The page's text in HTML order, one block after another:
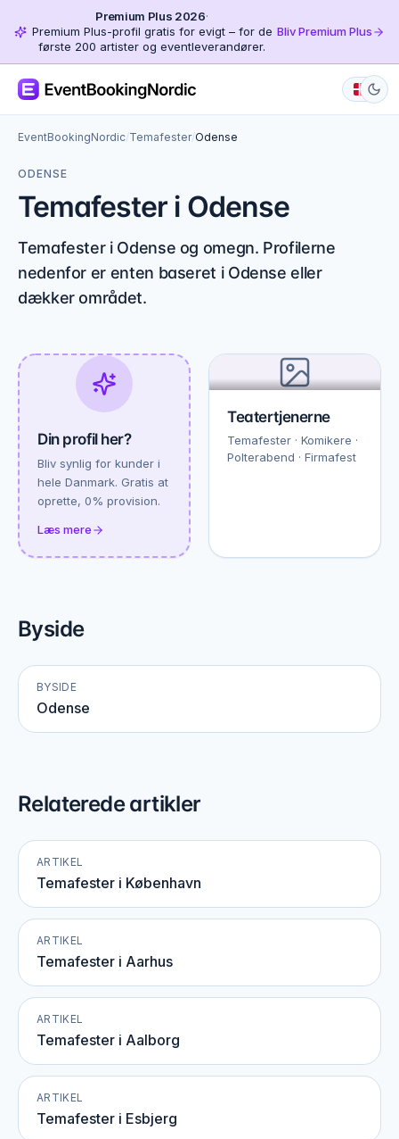
Premium Plus 2026·
Premium Plus-profil gratis for evigt – for de
første 200 artister og eventleverandører.
Bliv Premium Plus
EventBookingNordic/Temafester/Odense
ODENSE
Temafester i Odense
Temafester i Odense og omegn. Profilerne
nedenfor er enten baseret i Odense eller
dækker området.
Din profil her?
Bliv synlig for kunder i
hele Danmark. Gratis at
oprette, 0% provision.
Læs mere
Teatertjenerne
Temafester · Komikere ·
Polterabend · Firmafest
Byside
BYSIDE
Odense
Relaterede artikler
ARTIKEL
Temafester i København
ARTIKEL
Temafester i Aarhus
ARTIKEL
Temafester i Aalborg
ARTIKEL
Temafester i Esbjerg